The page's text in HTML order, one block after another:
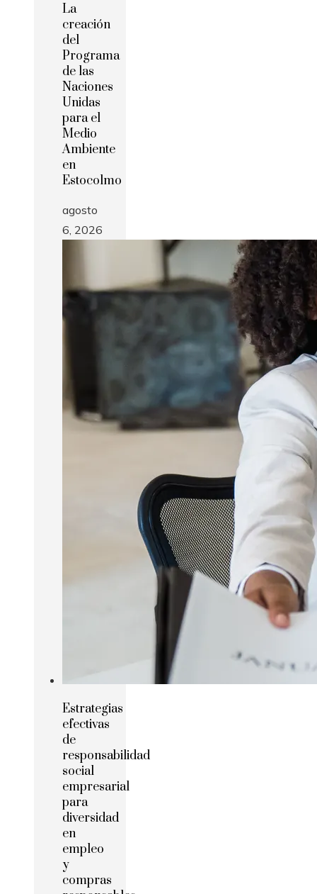
La
creación
del
Programa
de las
Naciones
Unidas
para el
Medio
Ambiente
en
Estocolmo
agosto
6, 2026
Estrategias
efectivas
de
responsabilidad
social
empresarial
para
diversidad
en
empleo
y
compras